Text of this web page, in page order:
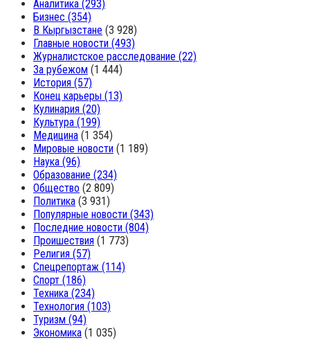
Аналитика (293)
Бизнес (354)
В Кыргызстане (3 928)
Главные новости (493)
Журналистское расследование (22)
За рубежом (1 444)
История (57)
Конец карьеры (13)
Кулинария (20)
Культура (199)
Медицина (1 354)
Мировые новости (1 189)
Наука (96)
Образование (234)
Общество (2 809)
Политика (3 931)
Популярные новости (343)
Последние новости (804)
Проишествия (1 773)
Религия (57)
Спецрепортаж (114)
Спорт (186)
Техника (234)
Технология (103)
Туризм (94)
Экономика (1 035)